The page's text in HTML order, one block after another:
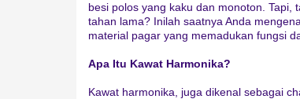
besi polos yang kaku dan monoton. Tapi,
tahan lama? Inilah saatnya Anda
material pagar yang memadukan fungsi
Apa Itu Kawat Harmonika?
Kawat harmonika, juga dikenal sebagai